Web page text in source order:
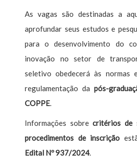
As vagas são destinadas a
aprofundar seus estudos e
para o desenvolvimento do
inovação no setor de
seletivo obedecerá às normas
regulamentação da pós-
COPPE.
Informações sobrecritérios de
procedimentos de inscrição
Edital Nº 937/2024.